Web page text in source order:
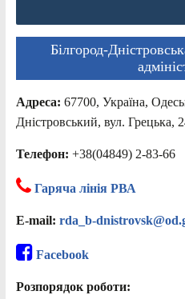
Білгород-
Адреса: 67700, Україна,
Дністровський, вул. Грецька,
Телефон: +38(04849) 2-83-66
Гаряча лінія РВА
E-mail: rda_b-
Facebook
Розпорядок роботи: